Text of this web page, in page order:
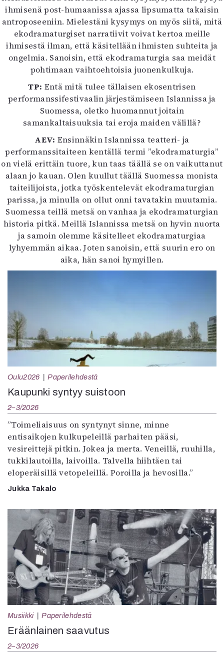
ihmisenä post-humaanissa ajassa lipsumatta takaisin
antroposeeniin. Mielestäni kysymys on myös siitä, mitä
ekodramaturgiset narratiivit voivat kertoa meille
ihmisestä ilman, että käsitellään ihmisten suhteita ja
ongelmia. Sanoisin, että ekodramaturgia saa meidät
pohtimaan vaihtoehtoisia juonenkulkuja.
TP: Entä mitä tulee tällaisen ekosentrisen
performanssifestivaalin järjestämiseen Islannissa ja
Suomessa, oletko huomannut joitain
samankaltaisuuksia tai eroja maiden välillä?
AEV: Ensinnäkin Islannissa teatteri- ja
performanssitaiteen kentällä termi ”ekodramaturgia”
on vielä erittäin tuore, kun taas täällä se on vaikuttanut
alaan jo kauan. Olen kuullut täällä Suomessa monista
taiteilijoista, jotka työskentelevät ekodramaturgian
parissa, ja minulla on ollut onni tavatakin muutamia.
Suomessa teillä metsä on vanhaa ja ekodramaturgian
historia pitkä. Meillä Islannissa metsä on hyvin nuorta
ja samoin olemme käsitelleet ekodramaturgiaa
lyhyemmän aikaa. Joten sanoisin, että suurin ero on
aika, hän sanoi hymyillen.
Oulu2026 Paperilehdestä
Kaupunki syntyy suistoon
2–3/2026
”Toimeliaisuus on syntynyt sinne, minne
entisaikojen kulkupeleillä parhaiten pääsi,
vesireittejä pitkin. Jokea ja merta. Veneillä, ruuhilla,
tukkilautoilla, laivoilla. Talvella hiihtäen tai
eloperäisillä vetopeleillä. Poroilla ja hevosilla.”
Jukka Takalo
Musiikki Paperilehdestä
Eräänlainen saavutus
2–3/2026